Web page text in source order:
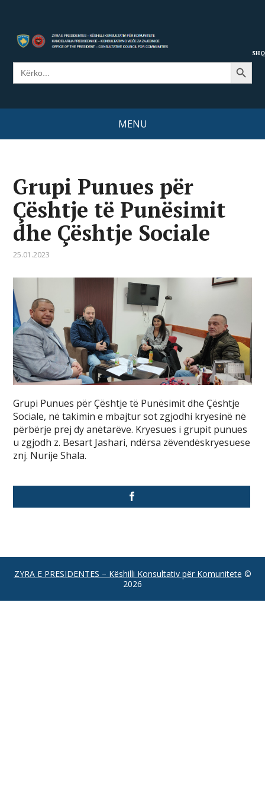
Search
for:
Search Button
MENU
Grupi Punues për
Çështje të Punësimit
dhe Çështje Sociale
25.01.2023
Grupi Punues për Çështje të Punësimit dhe Çështje
Sociale, në takimin e mbajtur sot zgjodhi kryesinë në
përbërje prej dy anëtarëve. Kryesues i grupit punues
u zgjodh z. Besart Jashari, ndërsa zëvendëskryesuese
znj. Nurije Shala.
ZYRA E PRESIDENTES – Këshilli Konsultativ për Komunitete ©
2026